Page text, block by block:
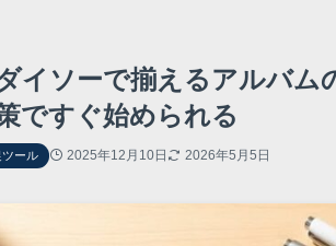
イソーで揃えるアルバム
ですぐ始められる
ツール 2025年12月10日 2026年5月5日